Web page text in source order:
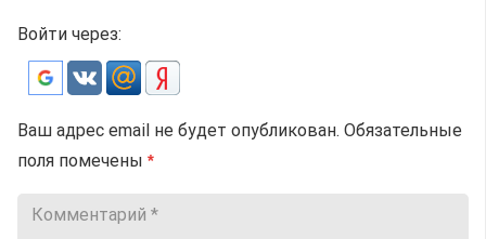
Войти через:
Ваш адрес email не будет опубликован. Обязательные
поля помечены *